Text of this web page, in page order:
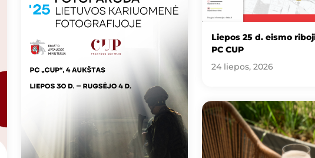
Liepos 25 d. eismo
PC CUP
24 liepos, 2026